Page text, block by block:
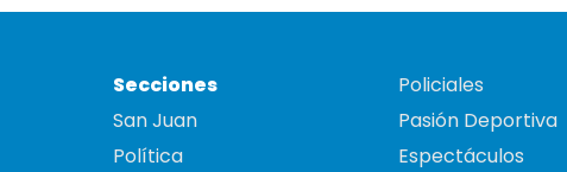
Secciones
San Juan
Política
Policiales
Pasión Deportiva
Espectáculos